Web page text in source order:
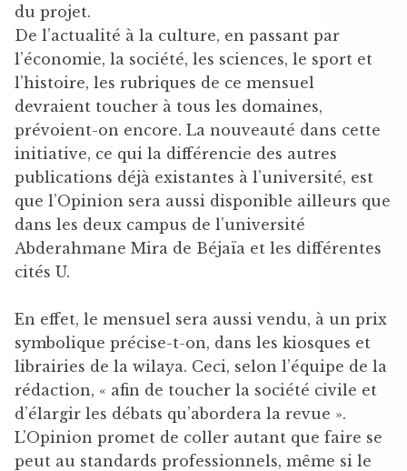
du projet.
De l’actualité à la culture, en passant par
l’économie, la société, les sciences, le sport et
l’histoire, les rubriques de ce mensuel
devraient toucher à tous les domaines,
prévoient-on encore. La nouveauté dans cette
initiative, ce qui la différencie des autres
publications déjà existantes à l’université, est
que l’Opinion sera aussi disponible ailleurs que
dans les deux campus de l’université
Abderahmane Mira de Béjaïa et les différentes
cités U.
En effet, le mensuel sera aussi vendu, à un prix
symbolique précise-t-on, dans les kiosques et
librairies de la wilaya. Ceci, selon l’équipe de la
rédaction, « afin de toucher la société civile et
d’élargir les débats qu’abordera la revue ».
L’Opinion promet de coller autant que faire se
peut au standards professionnels, même si le